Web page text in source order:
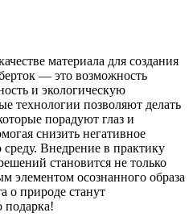
материала для создания
— это возможность
и экологическую
технологии позволяют делать
порадуют глаз и
снизить негативное
Внедрение в практику
становится не только
осознанного образа
о природе станут
подарка!